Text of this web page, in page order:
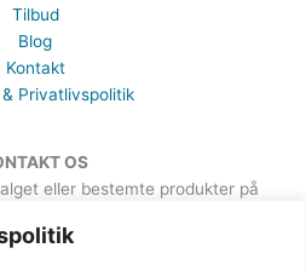
Tilbud
Blog
Kontakt
Privatlivspolitik
OS
eller bestemte produkter på
på Kontakt-siden.